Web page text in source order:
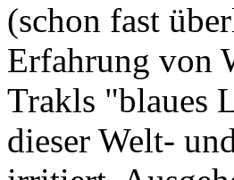
(schon fast
Erfahrung von
Trakls "blaues
dieser Welt-